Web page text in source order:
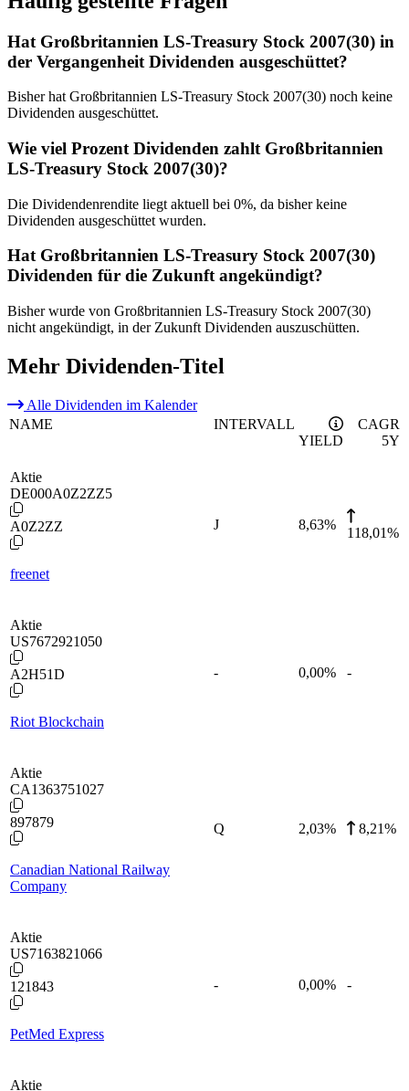
Hat Großbritannien LS-Treasury Stock 2007(30) in
der Vergangenheit Dividenden ausgeschüttet?
Bisher hat Großbritannien LS-Treasury Stock 2007(30) noch keine
Dividenden ausgeschüttet.
Wie viel Prozent Dividenden zahlt Großbritannien
LS-Treasury Stock 2007(30)?
Die Dividendenrendite liegt aktuell bei 0%, da bisher keine
Dividenden ausgeschüttet wurden.
Hat Großbritannien LS-Treasury Stock 2007(30)
Dividenden für die Zukunft angekündigt?
Bisher wurde von Großbritannien LS-Treasury Stock 2007(30)
nicht angekündigt, in der Zukunft Dividenden auszuschütten.
Mehr Dividenden-Titel
Alle Dividenden im Kalender
NAME
INTERVALL
YIELD
CAGR
5Y
Aktie
DE000A0Z2ZZ5
A0Z2ZZ
freenet
J 8,63%
118,01%
Aktie
US7672921050
A2H51D
Riot Blockchain
- 0,00% -
Aktie
CA1363751027
897879
Canadian National Railway
Company
Q 2,03% 8,21%
Aktie
US7163821066
121843
PetMed Express
- 0,00% -
Aktie